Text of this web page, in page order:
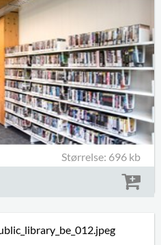
Størrelse: 696 kb